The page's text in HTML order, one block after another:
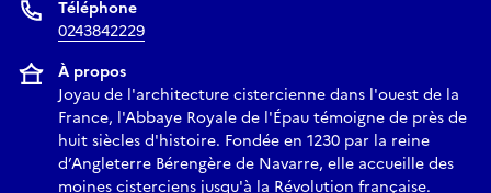
Téléphone
0243842229
À propos
Joyau de l'architecture cistercienne dans l'ouest de la
France, l'Abbaye Royale de l'Épau témoigne de près de
huit siècles d'histoire. Fondée en 1230 par la reine
d’Angleterre Bérengère de Navarre, elle accueille des
moines cisterciens jusqu'à la Révolution française.